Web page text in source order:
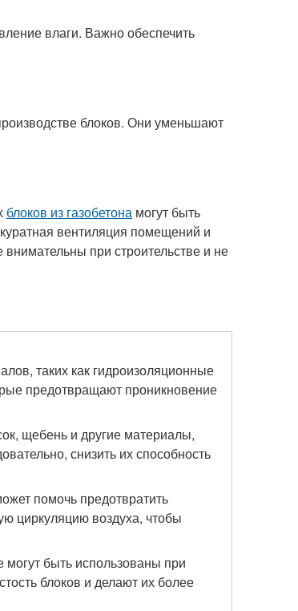
влаги. Важно обеспечить
блоков. Они уменьшают
блоков из газобетона могут быть
вентиляция помещений и
внимательны при строительстве и не
таких как гидроизоляционные
предотвращают проникновение
щебень и другие материалы,
снизить их способность
помочь предотвратить
циркуляцию воздуха, чтобы
быть использованы при
блоков и делают их более